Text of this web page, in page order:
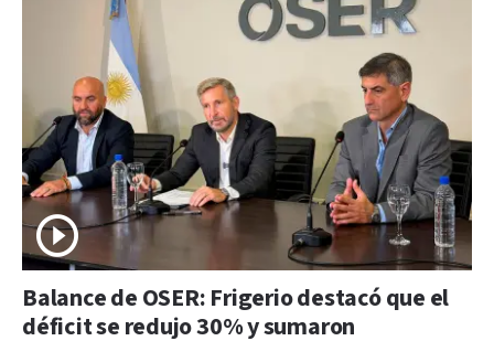
Balance de OSER: Frigerio destacó que el
déficit se redujo 30% y sumaron